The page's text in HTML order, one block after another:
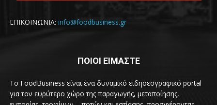
ΕΠΙΚΟΙΝΩΝΙΑ: info@foodbusiness.gr
ΠΟΙΟΙ ΕΙΜΑΣΤΕ
Το FoodBusiness είναι ένα δυναμικό ειδησεογραφικό portal
για τον ευρύτερο χώρο της παραγωγής, μεταποίησης,